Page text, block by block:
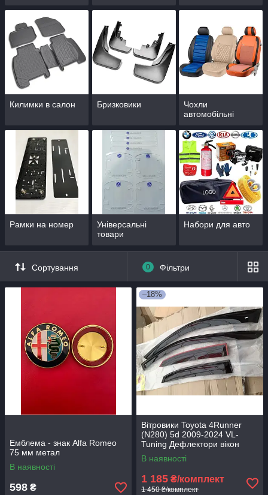
Килимки в салон Бризковики
Чохли
автомобільні
Рамки на номер
Універсальні
товари
Набори для авто
Сортування 0 Фільтри
Емблема - знак Alfa Romeo
75 мм метал
В наявності
598 ₴
–18%
Вітровики Toyota 4Runner
(N280) 5d 2009-2024 VL-
Tuning Дефлектори вікон
В наявності
1 185 ₴/комплект
1 450 ₴/комплект